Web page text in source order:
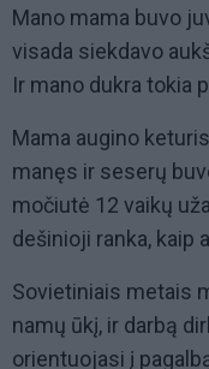
Mano mama buvo
visada siekdavo
Ir mano dukra tokia
Mama augino
manęs ir seserų
močiutė 12 vaikų
dešinioji ranka, kaip
Sovietiniais metais
namų ūkį, ir darbą
orientuojasi į